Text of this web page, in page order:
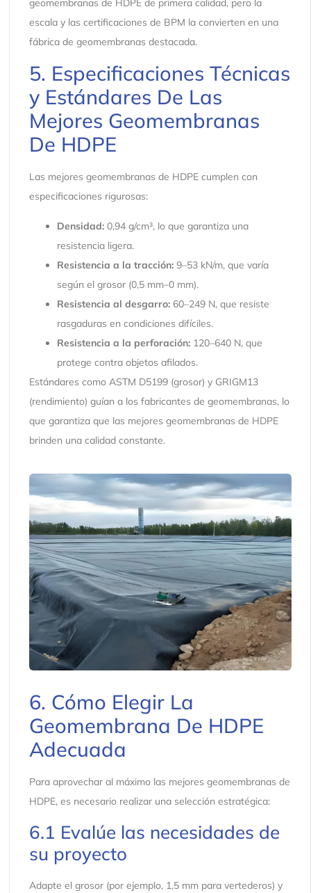
geomembranas de HDPE de primera calidad, pero la
escala y las certificaciones de BPM la convierten en una
fábrica de geomembranas destacada.
5. Especificaciones Técnicas
y Estándares De Las
Mejores Geomembranas
De HDPE
Las mejores geomembranas de HDPE cumplen con
especificaciones rigurosas:
Densidad:0,94 g/cm³, lo que garantiza una
resistencia ligera.
Resistencia a la tracción:9–53 kN/m, que varía
según el grosor (0,5 mm–0 mm).
Resistencia al desgarro:60–249 N, que resiste
rasgaduras en condiciones difíciles.
Resistencia a la perforación:120–640 N, que
protege contra objetos afilados.
Estándares como ASTM D5199 (grosor) y GRIGM13
(rendimiento) guían a los fabricantes de geomembranas, lo
que garantiza que las mejores geomembranas de HDPE
brinden una calidad constante.
6. Cómo Elegir La
Geomembrana De HDPE
Adecuada
Para aprovechar al máximo las mejores geomembranas de
HDPE, es necesario realizar una selección estratégica:
6.1 Evalúe las necesidades de
su proyecto
Adapte el grosor (por ejemplo, 1,5 mm para vertederos) y